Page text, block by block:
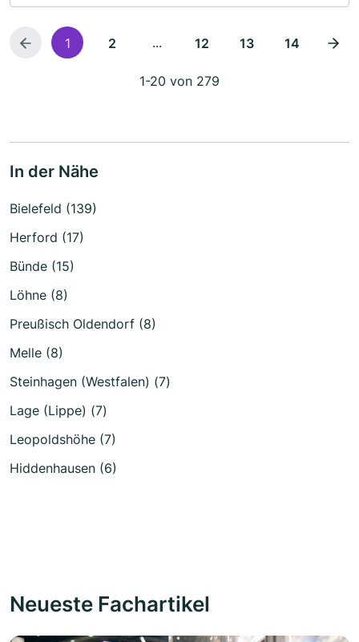
1 2 ... 12 13 14
1-20 von 279
In der Nähe
Bielefeld (139)
Herford (17)
Bünde (15)
Löhne (8)
Preußisch Oldendorf (8)
Melle (8)
Steinhagen (Westfalen) (7)
Lage (Lippe) (7)
Leopoldshöhe (7)
Hiddenhausen (6)
Neueste Fachartikel